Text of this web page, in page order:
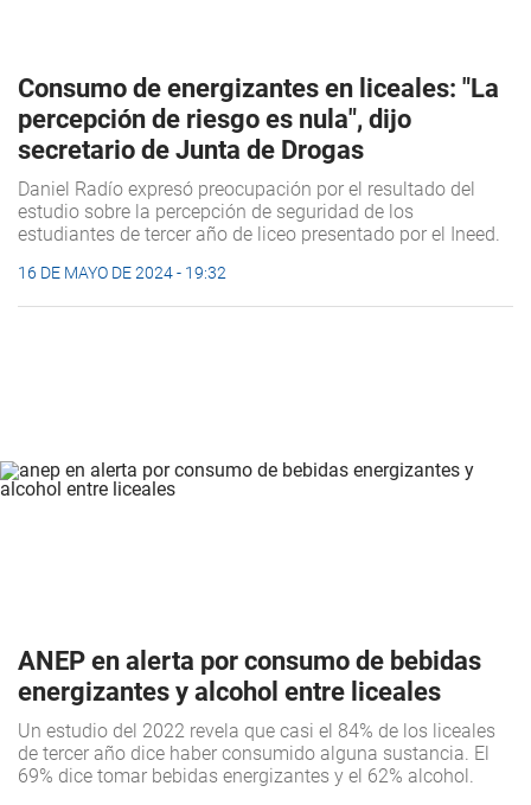
Consumo de energizantes en liceales: "La
percepción de riesgo es nula", dijo
secretario de Junta de Drogas
Daniel Radío expresó preocupación por el resultado del
estudio sobre la percepción de seguridad de los
estudiantes de tercer año de liceo presentado por el Ineed.
16 DE MAYO DE 2024 - 19:32
ANEP en alerta por consumo de bebidas
energizantes y alcohol entre liceales
Un estudio del 2022 revela que casi el 84% de los liceales
de tercer año dice haber consumido alguna sustancia. El
69% dice tomar bebidas energizantes y el 62% alcohol.